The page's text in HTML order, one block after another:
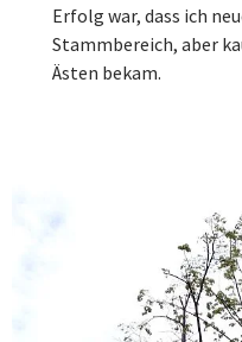
Erfolg war, dass ich
Stammbereich, aber
Ästen bekam.